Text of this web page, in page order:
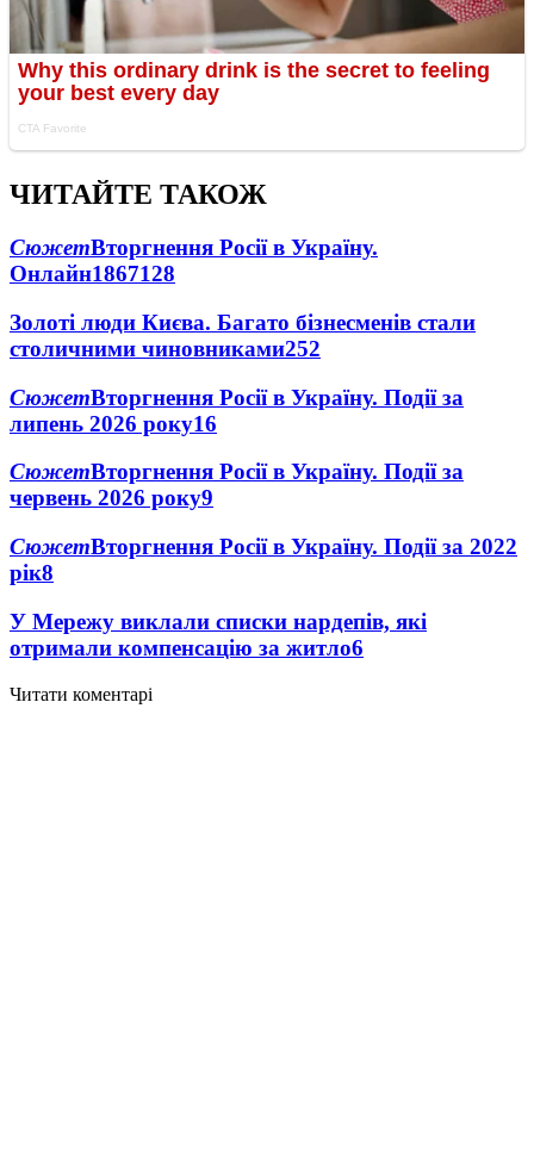
ЧИТАЙТЕ ТАКОЖ
СюжетВторгнення Росії в Україну.
Онлайн1867128
Золоті люди Києва. Багато бізнесменів стали
столичними чиновниками252
СюжетВторгнення Росії в Україну. Події за
липень 2026 року16
СюжетВторгнення Росії в Україну. Події за
червень 2026 року9
СюжетВторгнення Росії в Україну. Події за 2022
рік8
У Мережу виклали списки нардепів, які
отримали компенсацію за житло6
Читати коментарі